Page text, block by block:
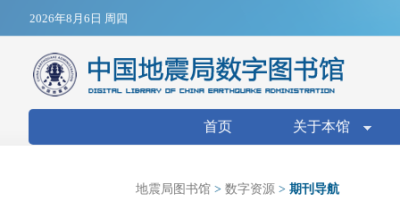
2026年8月6日 周四
搜索表单
首页 关于本馆
地震局图书馆 > 数字资源 > 期刊导航